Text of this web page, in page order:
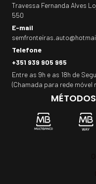
Travessa Fernanda Alves
550
E-mail
Telefone
+351 939 905 965
Entre as 9h e as 18h de
(Chamada para rede móvel